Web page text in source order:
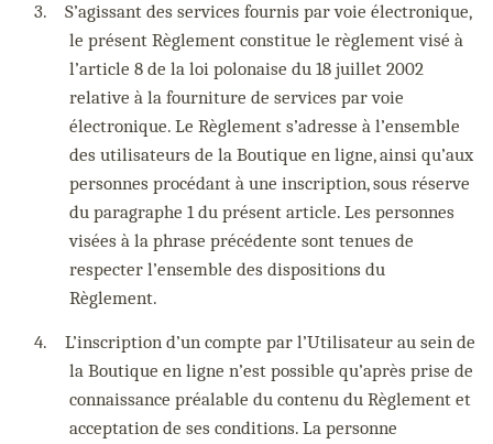
3.
S’agissant des services fournis par voie électronique,
le présent Règlement constitue le règlement visé à
l’article 8 de la loi polonaise du 18 juillet 2002
relative à la fourniture de services par voie
électronique. Le Règlement s’adresse à l’ensemble
des utilisateurs de la Boutique en ligne, ainsi qu’aux
personnes procédant à une inscription, sous réserve
du paragraphe 1 du présent article. Les personnes
visées à la phrase précédente sont tenues de
respecter l’ensemble des dispositions du
Règlement.
4.
L’inscription d’un compte par l’Utilisateur au sein de
la Boutique en ligne n’est possible qu’après prise de
connaissance préalable du contenu du Règlement et
acceptation de ses conditions. La personne